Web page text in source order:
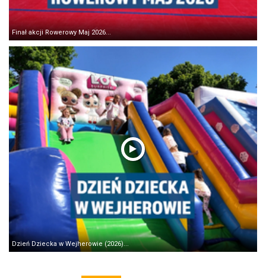
Finał akcji Rowerowy Maj 2026...
Dzień Dziecka w Wejherowie (2026)...